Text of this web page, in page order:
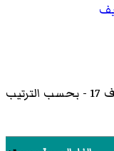
״א) يأتي ترتيبه الحرف 17 - بحسب الترتيب